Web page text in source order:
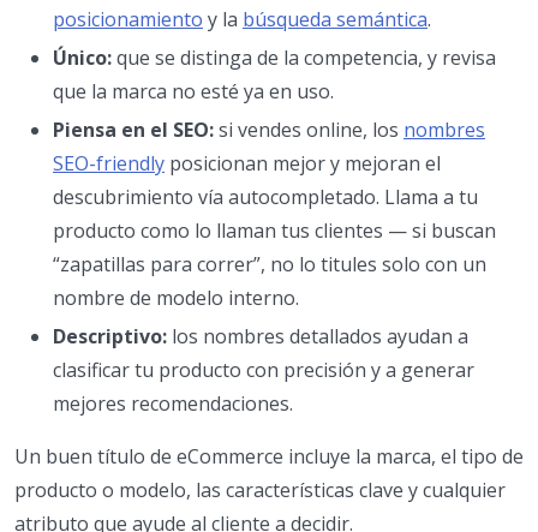
posicionamiento y la búsqueda semántica.
Único:que se distinga de la competencia, y revisa
que la marca no esté ya en uso.
Piensa en el SEO:si vendes online, los nombres
SEO-friendly posicionan mejor y mejoran el
descubrimiento vía autocompletado. Llama a tu
producto como lo llaman tus clientes — si buscan
“zapatillas para correr”, no lo titules solo con un
nombre de modelo interno.
Descriptivo: los nombres detallados ayudan a
clasificar tu producto con precisión y a generar
mejores recomendaciones.
Un buen título de eCommerce incluye la marca, el tipo de
producto o modelo, las características clave y cualquier
atributo que ayude al cliente a decidir.